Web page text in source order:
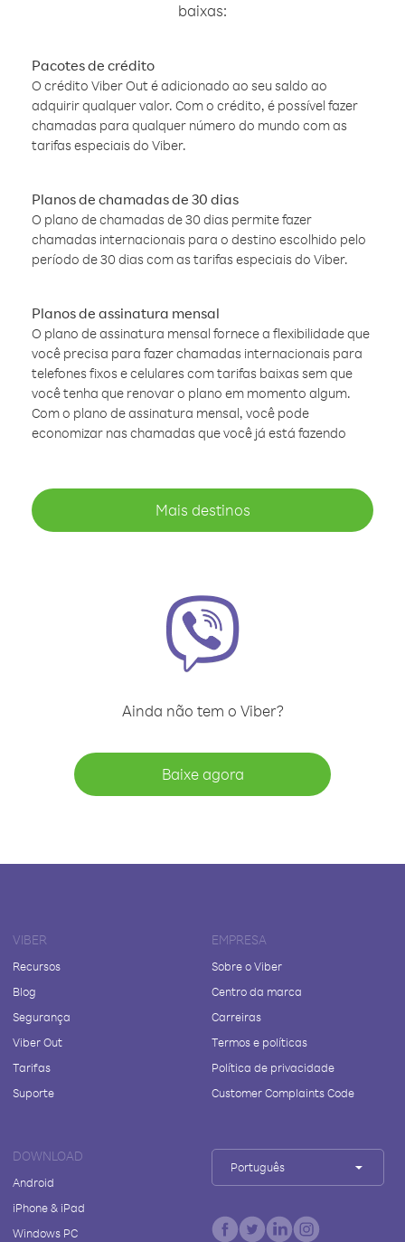
baixas:
Pacotes de crédito
O crédito Viber Out é adicionado ao seu saldo ao
adquirir qualquer valor. Com o crédito, é possível fazer
chamadas para qualquer número do mundo com as
tarifas especiais do Viber.
Planos de chamadas de 30 dias
O plano de chamadas de 30 dias permite fazer
chamadas internacionais para o destino escolhido pelo
período de 30 dias com as tarifas especiais do Viber.
Planos de assinatura mensal
O plano de assinatura mensal fornece a flexibilidade que
você precisa para fazer chamadas internacionais para
telefones fixos e celulares com tarifas baixas sem que
você tenha que renovar o plano em momento algum.
Com o plano de assinatura mensal, você pode
economizar nas chamadas que você já está fazendo
Mais destinos
Ainda não tem o Viber?
Baixe agora
VIBER
Recursos
Blog
Segurança
Viber Out
Tarifas
Suporte
EMPRESA
Sobre o Viber
Centro da marca
Carreiras
Termos e políticas
Política de privacidade
Customer Complaints Code
DOWNLOAD
Android
iPhone & iPad
Windows PC
Português